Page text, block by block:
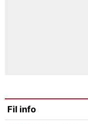
Fil info